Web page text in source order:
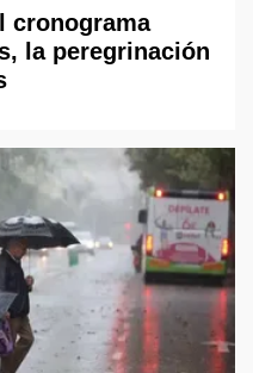
cronograma
la peregrinación